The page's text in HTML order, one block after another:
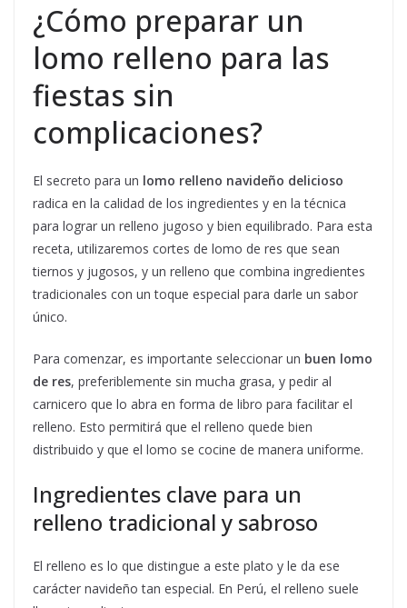
¿Cómo preparar un
lomo relleno para las
fiestas sin
complicaciones?
El secreto para un lomo relleno navideño delicioso
radica en la calidad de los ingredientes y en la técnica
para lograr un relleno jugoso y bien equilibrado. Para esta
receta, utilizaremos cortes de lomo de res que sean
tiernos y jugosos, y un relleno que combina ingredientes
tradicionales con un toque especial para darle un sabor
único.
Para comenzar, es importante seleccionar un buen lomo
de res, preferiblemente sin mucha grasa, y pedir al
carnicero que lo abra en forma de libro para facilitar el
relleno. Esto permitirá que el relleno quede bien
distribuido y que el lomo se cocine de manera uniforme.
Ingredientes clave para un
relleno tradicional y sabroso
El relleno es lo que distingue a este plato y le da ese
carácter navideño tan especial. En Perú, el relleno suele